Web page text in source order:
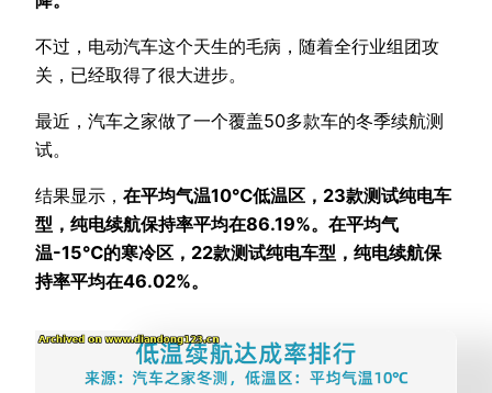
不过，电动汽车这个天生的毛病，随着全行业组团攻
关，已经取得了很大进步。
最近，汽车之家做了一个覆盖50多款车的冬季续航测
试。
结果显示， 在平均气温10℃低温区，23款测试纯电车
型，纯电续航保持率平均在86.19%。在平均气
温-15℃的寒冷区，22款测试纯电车型，纯电续航保
持率平均在46.02%。